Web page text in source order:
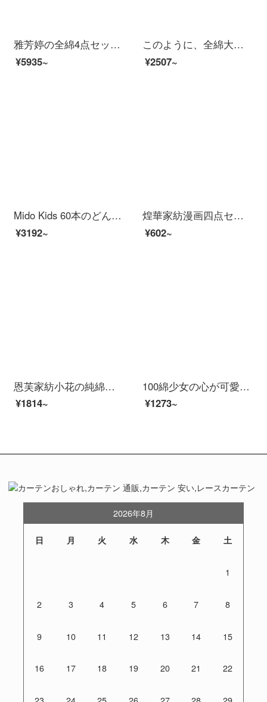
雅芳婷の全綿4点セットのカートンプリントの紐付け布団セット2人布団セット1.8 m両面布団シーツシーツの寝具P 7906ベッドカバー（紐付けタイプ）1.5 m(5フィート)ベッド
¥5935~
このように、全綿大版のプリント漫画の生態系研磨毛四点セットの純綿結婚祝いのかわいいカップルのベッド用品のシーツの布団カバーが1.8メートル/2メートルのベッドセットになっています。愛A情鳥2.0メートルのベッド/四点セット/布団カバーが220*240 cmです。
¥2507~
Mido Kids 60本のどんすの長い綿の4点セット1.2メートルの子供3点セットのベッドの笠の項の全綿のピンクのヒョウの1.5 mベッドの笠の金（4点セット）
¥3192~
煌華家紡漫画四点セット春秋シーツ布団セットベッド用品シングルダブルベッド学生寮三点布団カバー卓爾曼乳牛1.8 mベッド四点セット【布団カバー1.8*2.2 m】
¥602~
恩芙家紡小花の純綿ベッドの上に4つのセット100綿ins少女の心の王女のシーツのネットの赤い布団カバーL優雅な恋人の1.8 mベッド【シーツの種類の4つのセット】-200に適しています。×230の布団
¥1814~
100綿少女の心が可愛いです。純綿の子供用シーツ3点セットベッド用品森パーティー1.5 mシーツの4点セット（200×230布団に似合います。）
¥1273~
2026年8月
日 月 火 水 木 金 土
1
2 3 4 5 6 7 8
9 10 11 12 13 14 15
16 17 18 19 20 21 22